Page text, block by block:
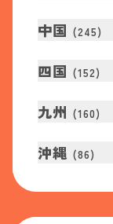
中国 (245)
四国 (152)
九州 (160)
沖縄 (86)